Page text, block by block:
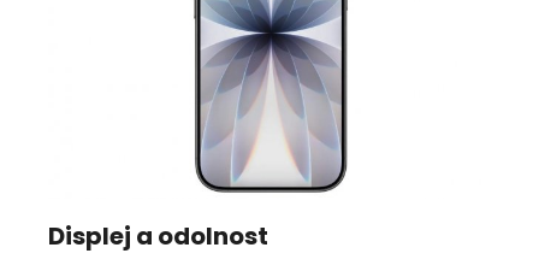
Displej a odolnost